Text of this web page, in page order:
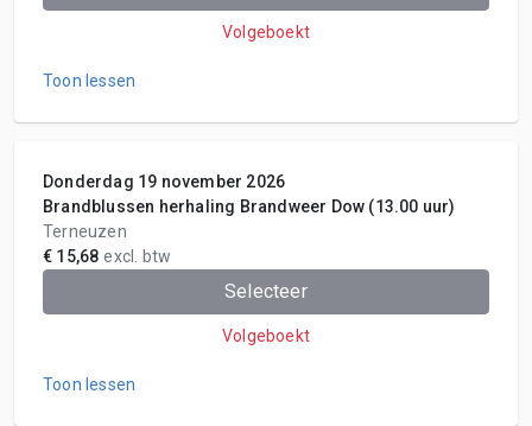
Volgeboekt
Toon lessen
Donderdag 19 november 2026
Brandblussen herhaling Brandweer Dow (13.00 uur)
Terneuzen
€ 15,68 excl. btw
Selecteer
Volgeboekt
Toon lessen